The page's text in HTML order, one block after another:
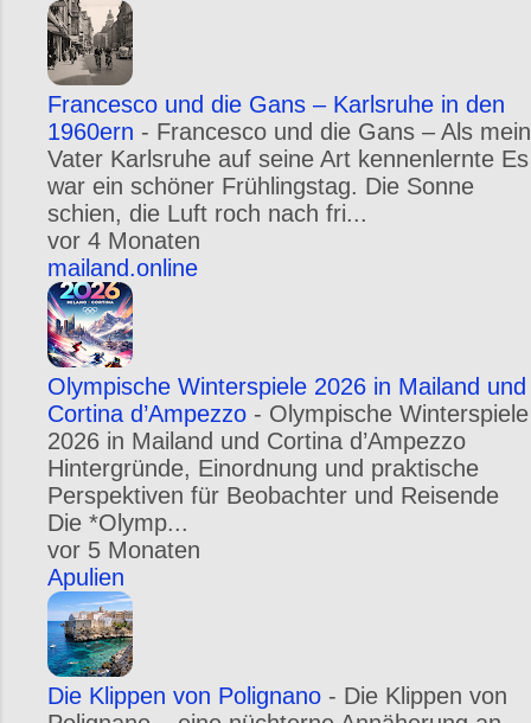
Francesco und die Gans – Karlsruhe in den
1960ern - Francesco und die Gans – Als mein
Vater Karlsruhe auf seine Art kennenlernte Es
war ein schöner Frühlingstag. Die Sonne
schien, die Luft roch nach fri...
vor 4 Monaten
mailand.online
Olympische Winterspiele 2026 in Mailand und
Cortina d’Ampezzo - Olympische Winterspiele
2026 in Mailand und Cortina d’Ampezzo
Hintergründe, Einordnung und praktische
Perspektiven für Beobachter und Reisende
Die *Olymp...
vor 5 Monaten
Apulien
Die Klippen von Polignano - Die Klippen von